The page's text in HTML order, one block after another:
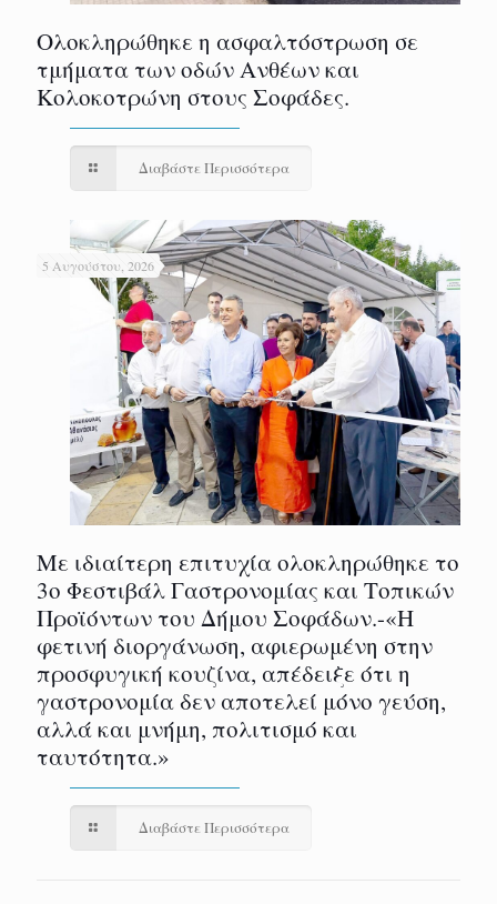
Ολοκληρώθηκε η ασφαλτόστρωση σε
τμήματα των οδών Ανθέων και
Κολοκοτρώνη στους Σοφάδες.
Διαβάστε Περισσότερα
5 Αυγούστου, 2026
Με ιδιαίτερη επιτυχία ολοκληρώθηκε το
3ο Φεστιβάλ Γαστρονομίας και Τοπικών
Προϊόντων του Δήμου Σοφάδων.-«Η
φετινή διοργάνωση, αφιερωμένη στην
προσφυγική κουζίνα, απέδειξε ότι η
γαστρονομία δεν αποτελεί μόνο γεύση,
αλλά και μνήμη, πολιτισμό και
ταυτότητα.»
Διαβάστε Περισσότερα